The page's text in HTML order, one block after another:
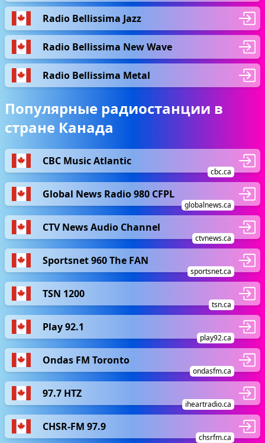
Radio Bellissima Jazz
Radio Bellissima New Wave
Radio Bellissima Metal
Популярные радиостанции в
стране Канада
CBC Music Atlantic
cbc.ca
Global News Radio 980 CFPL
globalnews.ca
CTV News Audio Channel
ctvnews.ca
Sportsnet 960 The FAN
sportsnet.ca
TSN 1200
tsn.ca
Play 92.1
play92.ca
Ondas FM Toronto
ondasfm.ca
97.7 HTZ
iheartradio.ca
CHSR-FM 97.9
chsrfm.ca